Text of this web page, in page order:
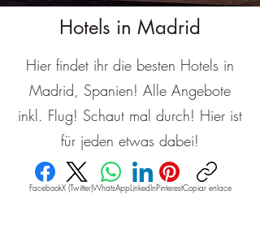
Hotels in Madrid
Hier findet ihr die besten Hotels in
Madrid, Spanien! Alle Angebote
inkl. Flug! Schaut mal durch! Hier ist
für jeden etwas dabei!
FacebookX (Twitter)WhatsAppLinkedInPinterestCopiar enlace